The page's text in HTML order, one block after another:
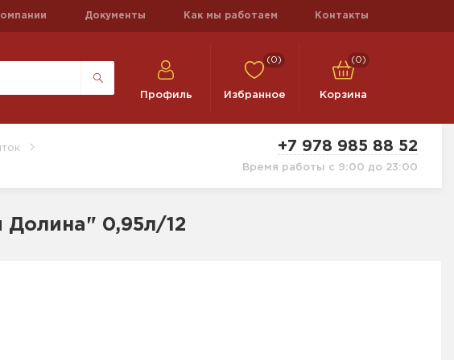
Документы Как мы работаем Контакты
Профиль
(0)
Избранное
(0)
Корзина
+7 978 985 88 52
Время работы с 9:00 до 23:00
0,95л/12